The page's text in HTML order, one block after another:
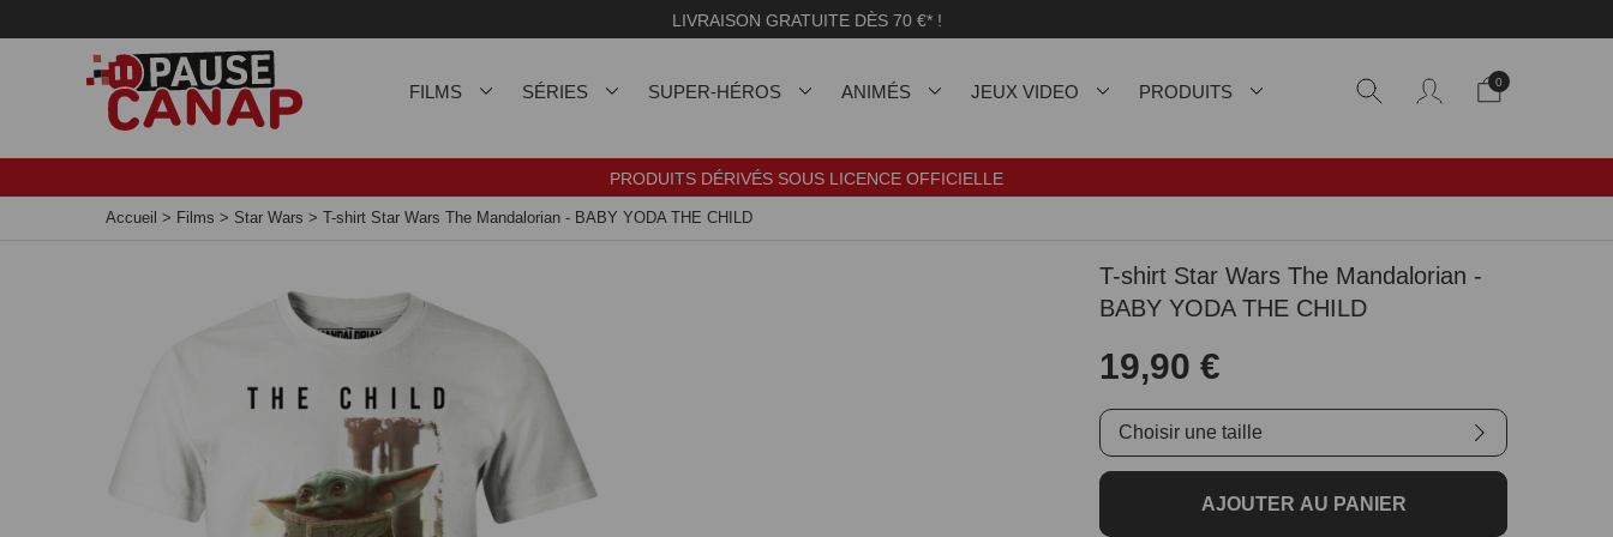
LIVRAISON GRATUITE DÈS 70 €* !
FILMS SÉRIES SUPER-HÉROS ANIMÉS JEUX VIDEO PRODUITS 0
PRODUITS DÉRIVÉS SOUS LICENCE OFFICIELLE
Accueil > Films > Star Wars > T-shirt Star Wars The Mandalorian - BABY YODA THE CHILD
T-shirt Star Wars The Mandalorian -
BABY YODA THE CHILD
19,90 €
Choisir une taille
AJOUTER AU PANIER